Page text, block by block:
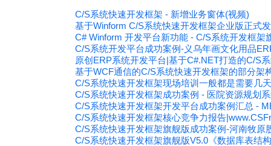
C/S系统快速开发框架 - 新增业务窗体(视频)
基于Winform C/S系统快速开发框架企业版正式
C# Winform 开发平台新功能 - C/S系统开发框架
C/S系统开发平台成功案例-义乌年画文化用品
原创ERP系统开发平台|基于C#.NET打造的C/S
基于WCF通信的C/S系统快速开发框架的部分架
C/S系统快速开发框架现场培训一般都是需要几
C/S系统快速开发框架成功案例 - 医院资源规划
C/S系统快速开发框架开发平台成功案例汇总 -
C/S系统快速开发框架核心竞争力报告
C/S系统快速开发框架旗舰版成功案例-河南牧原
C/S系统快速开发框架旗舰版V5.0《数据库表结